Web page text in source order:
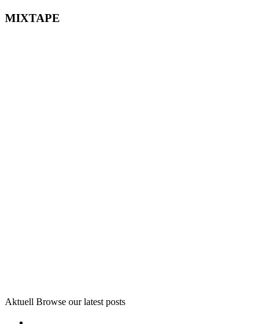
MIXTAPE
Aktuell Browse our latest posts